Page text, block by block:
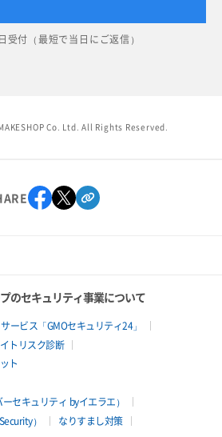
受付（最短で当日にご返信）
Co. Ltd. All Rights Reserved.
のセキュリティ事業について
ービス「GMOセキュリティ24」
トリスク診断
ト
セキュリティ byイエラエ）
）
なりすまし対策